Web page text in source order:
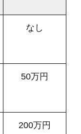
なし
50万円
200万円